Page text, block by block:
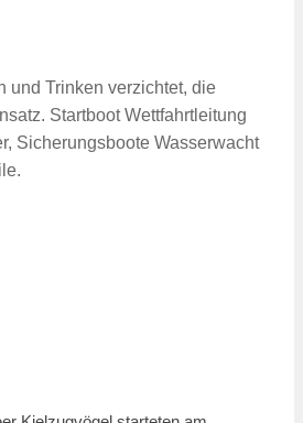
und Trinken verzichtet, die
Startboot Wettfahrtleitung
Sicherungsboote Wasserwacht